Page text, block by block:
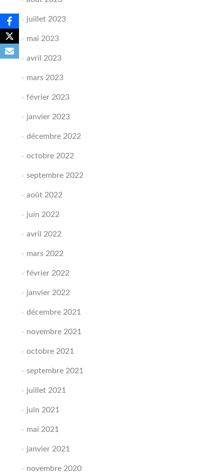
juillet 2023
mai 2023
avril 2023
mars 2023
février 2023
janvier 2023
décembre 2022
octobre 2022
septembre 2022
août 2022
juin 2022
avril 2022
mars 2022
février 2022
janvier 2022
décembre 2021
novembre 2021
octobre 2021
septembre 2021
juillet 2021
juin 2021
mai 2021
janvier 2021
novembre 2020